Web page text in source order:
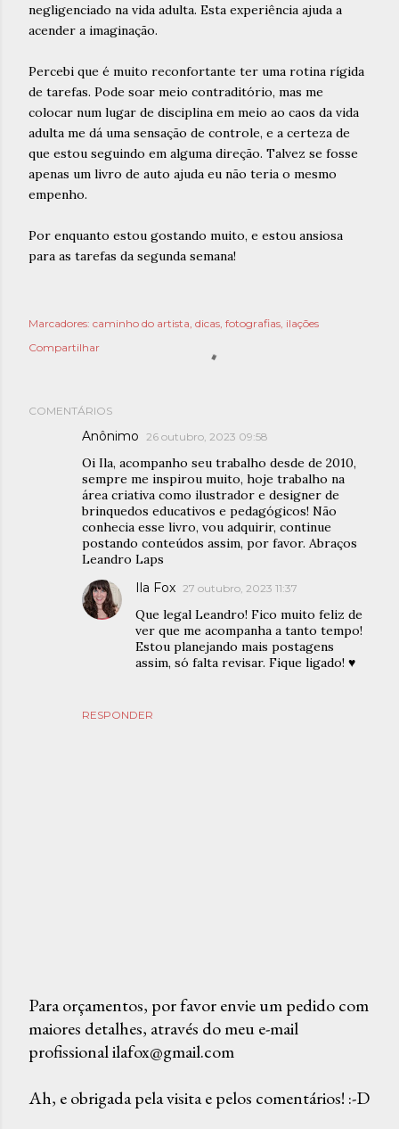
negligenciado na vida adulta. Esta experiência ajuda a
acender a imaginação.
Percebi que é muito reconfortante ter uma rotina rígida
de tarefas. Pode soar meio contraditório, mas me
colocar num lugar de disciplina em meio ao caos da vida
adulta me dá uma sensação de controle, e a certeza de
que estou seguindo em alguma direção. Talvez se fosse
apenas um livro de auto ajuda eu não teria o mesmo
empenho.
Por enquanto estou gostando muito, e estou ansiosa
para as tarefas da segunda semana!
Marcadores: caminho do artista dicas fotografias ilações
Compartilhar
COMENTÁRIOS
Anônimo 26 outubro, 2023 09:58
Oi Ila, acompanho seu trabalho desde de 2010,
sempre me inspirou muito, hoje trabalho na
área criativa como ilustrador e designer de
brinquedos educativos e pedagógicos! Não
conhecia esse livro, vou adquirir, continue
postando conteúdos assim, por favor. Abraços
Leandro Laps
RESPONDER
Ila Fox 27 outubro, 2023 11:37
Que legal Leandro! Fico muito feliz de
ver que me acompanha a tanto tempo!
Estou planejando mais postagens
assim, só falta revisar. Fique ligado! ♥️
P
o
t
Para orçamentos, por favor envie um pedido com
maiores detalhes, através do meu e-mail
profissional ilafox@gmail.com
Ah, e obrigada pela visita e pelos comentários! :-D